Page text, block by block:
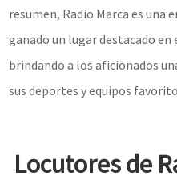
resumen, Radio Marca es una
ganado un lugar destacado
brindando a los aficionados
sus deportes y equipos
Locutores de